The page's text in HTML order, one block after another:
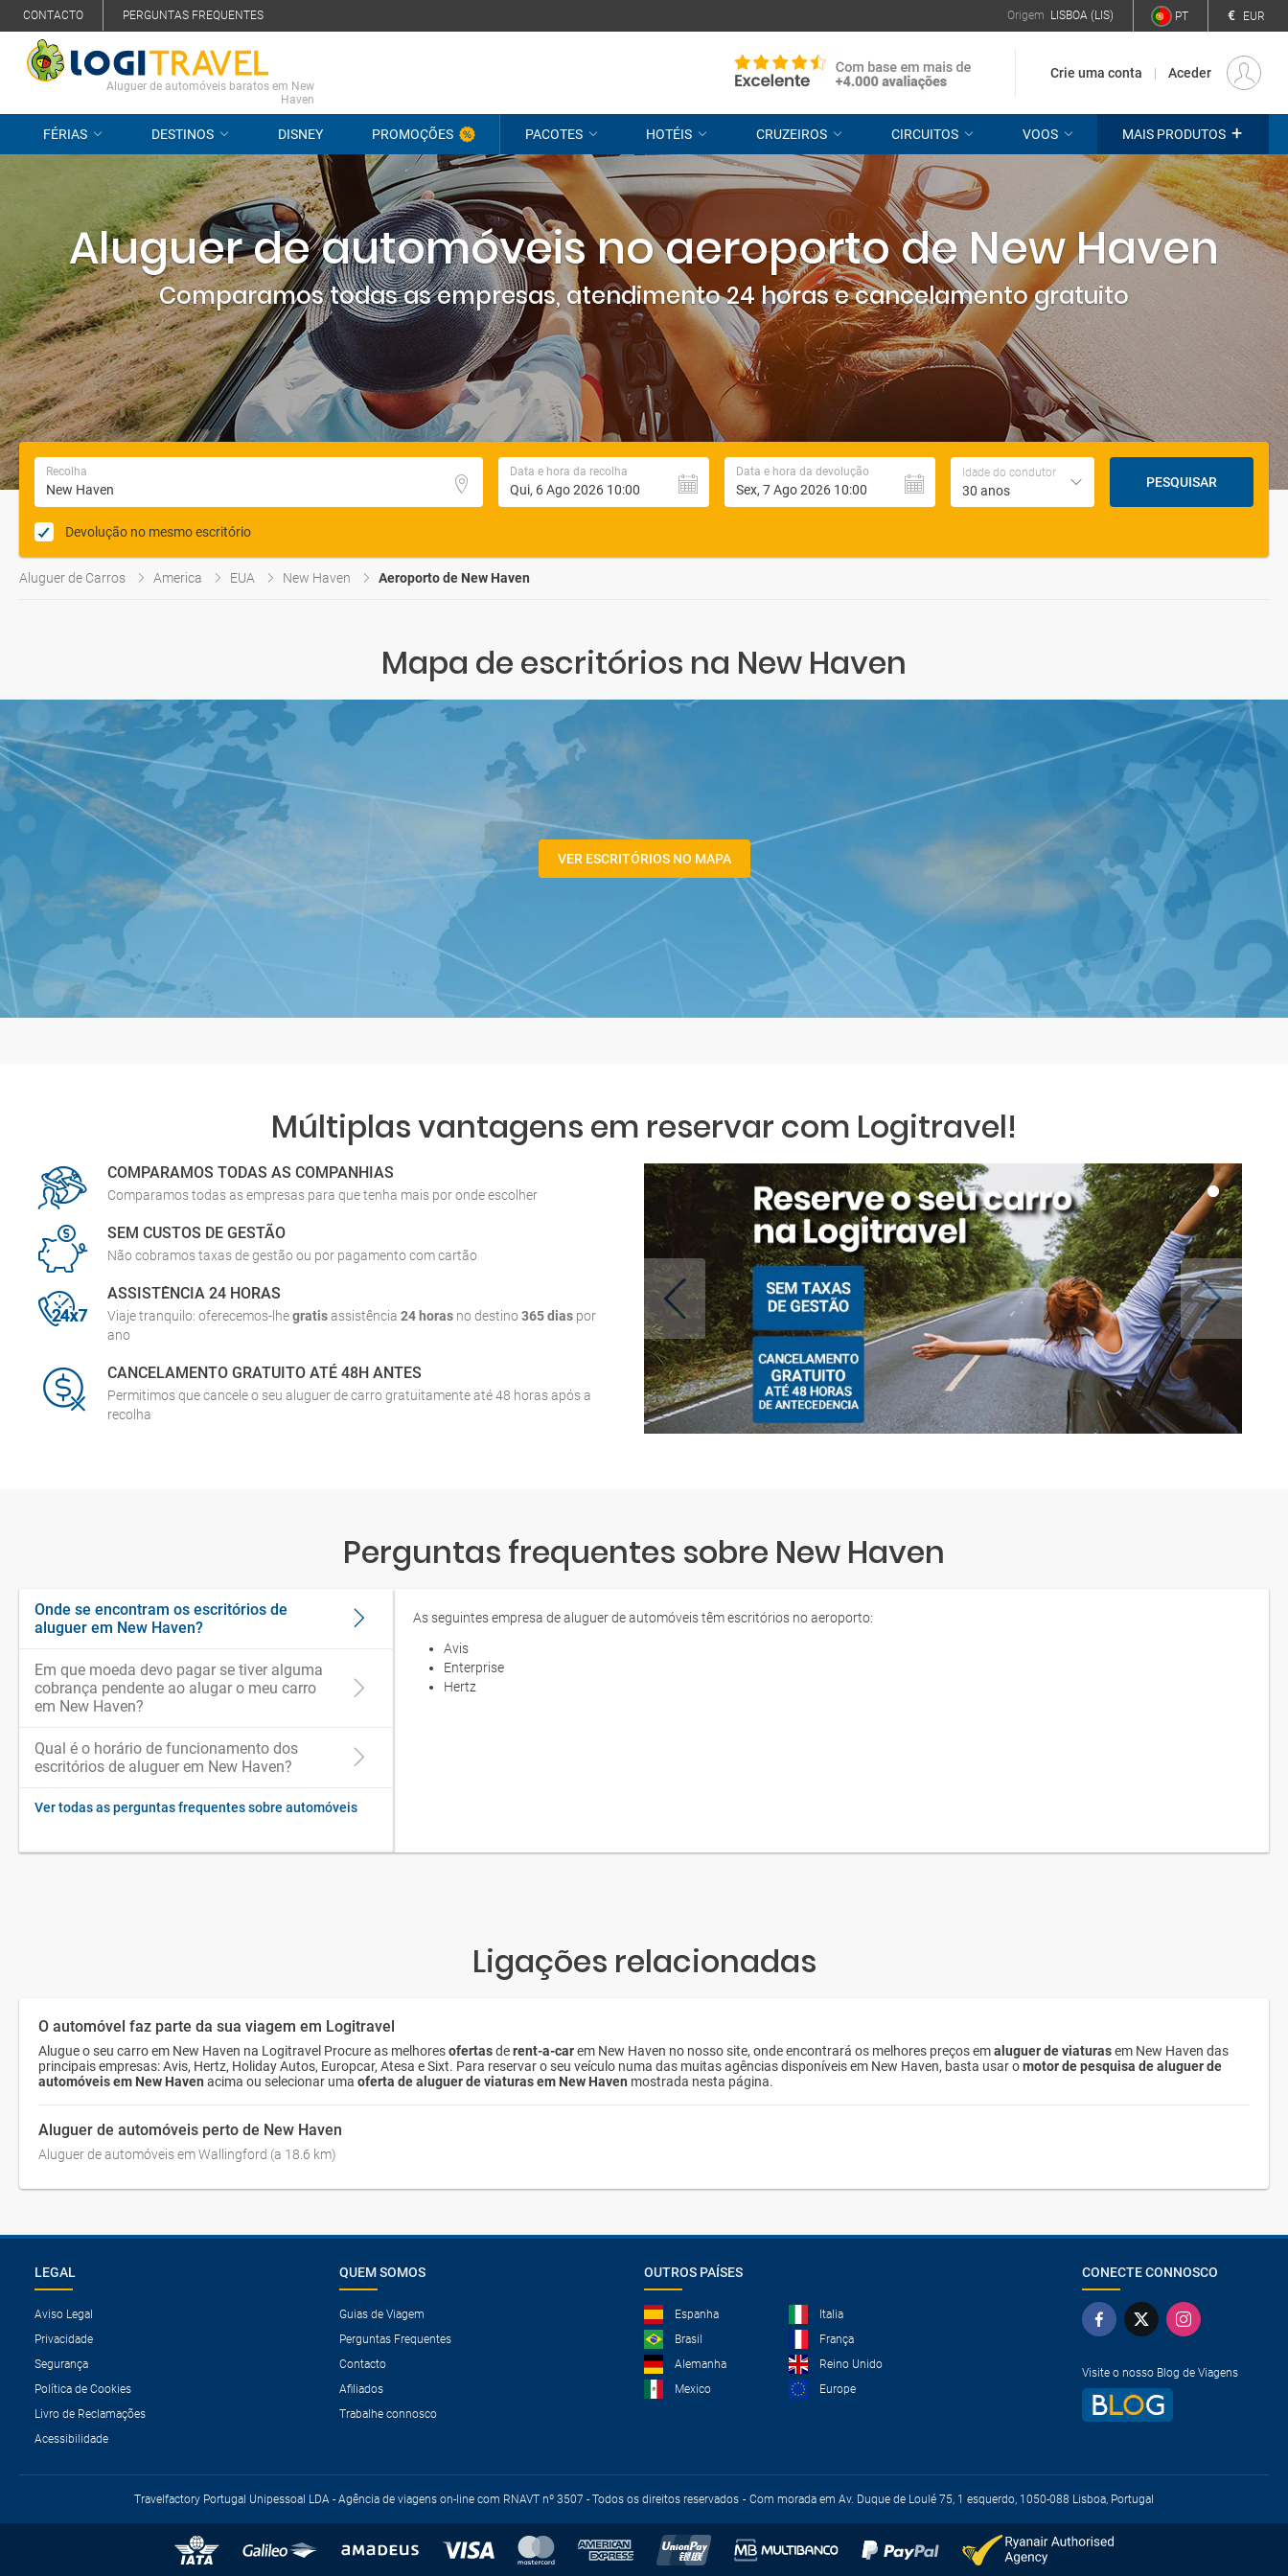
CONTACTO PERGUNTAS FREQUENTES Origem LISBOA (LIS) PT € EUR
Aluguer de automóveis baratos em New
Haven
Crie uma conta Aceder
FÉRIAS DESTINOS DISNEY PROMOÇÕES PACOTES HOTÉIS CRUZEIROS CIRCUITOS VOOS MAIS PRODUTOS +
Aluguer de automóveis no aeroporto de New Haven
Comparamos todas as empresas, atendimento 24 horas e cancelamento gratuito
Recolha Data e hora da recolha Data e hora da devolução Idade do condutor
30 anos
PESQUISAR
Devolução no mesmo escritório
Aluguer de Carros America EUA New Haven Aeroporto de New Haven
Mapa de escritórios na New Haven
VER ESCRITÓRIOS NO MAPA
Múltiplas vantagens em reservar com Logitravel!
COMPARAMOS TODAS AS COMPANHIAS
Comparamos todas as empresas para que tenha mais por onde escolher
SEM CUSTOS DE GESTÃO
Não cobramos taxas de gestão ou por pagamento com cartão
ASSISTÊNCIA 24 HORAS
Viaje tranquilo: oferecemos-lhegratisassistência 24 horas no destino365 dias por
ano
CANCELAMENTO GRATUITO ATÉ 48H ANTES
Permitimos que cancele o seu aluguer de carro gratuitamente até 48 horas após a
recolha
Perguntas frequentes sobre New Haven
Onde se encontram os escritórios de
aluguer em New Haven?
Em que moeda devo pagar se tiver alguma
cobrança pendente ao alugar o meu carro
em New Haven?
Qual é o horário de funcionamento dos
escritórios de aluguer em New Haven?
Ver todas as perguntas frequentes sobre automóveis
As seguintes empresa de aluguer de automóveis têm escritórios no aeroporto:
Avis
Enterprise
Hertz
Ligações relacionadas
O automóvel faz parte da sua viagem em Logitravel
Alugue o seu carro em New Haven na Logitravel Procure as melhoresofertasderent-a-carem New Haven no nosso site, onde encontrará os melhores preços emaluguer de viaturasem New Haven das
principais empresas: Avis, Hertz, Holiday Autos, Europcar, Atesa e Sixt. Para reservar o seu veículo numa das muitas agências disponíveis em New Haven, basta usar omotor de pesquisa de aluguer de
automóveis em New Haven acima ou selecionar uma oferta de aluguer de viaturas em New Haven mostrada nesta página.
Aluguer de automóveis perto de New Haven
Aluguer de automóveis em Wallingford (a 18.6 km)
LEGAL
Aviso Legal
Privacidade
Segurança
Política de Cookies
Livro de Reclamações
Acessibilidade
QUEM SOMOS
Guias de Viagem
Perguntas Frequentes
Contacto
Afiliados
Trabalhe connosco
OUTROS PAÍSES
Espanha
Italia
Brasil
França
Alemanha
Reino Unido
Mexico
Europe
CONECTE CONNOSCO
Visite o nosso Blog de Viagens
Travelfactory Portugal Unipessoal LDA - Agência de viagens on-line com RNAVT nº 3507 - Todos os direitos reservados Com morada em Av. Duque de Loulé 75, 1 esquerdo, 1050-088 Lisboa, Portugal